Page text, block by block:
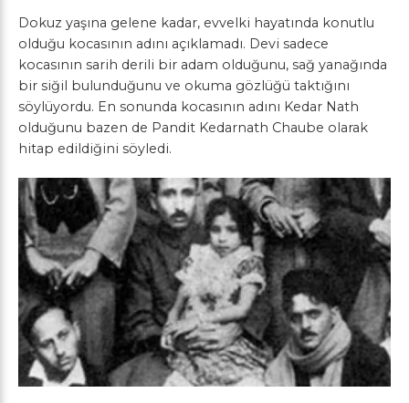
Dokuz yaşına gelene kadar, evvelki hayatında konutlu
olduğu kocasının adını açıklamadı. Devi sadece
kocasının sarih derili bir adam olduğunu, sağ yanağında
bir siğil bulunduğunu ve okuma gözlüğü taktığını
söylüyordu. En sonunda kocasının adını Kedar Nath
olduğunu bazen de Pandit Kedarnath Chaube olarak
hitap edildiğini söyledi.